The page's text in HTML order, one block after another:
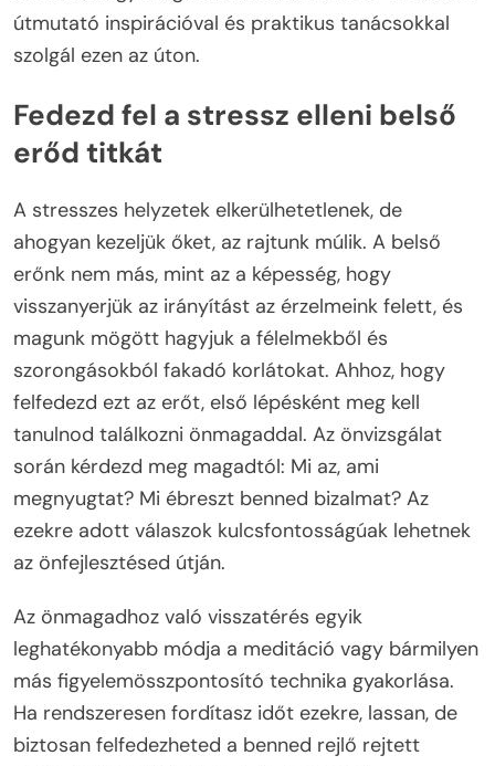
útmutató inspirációval és praktikus tanácsokkal
szolgál ezen az úton.
Fedezd fel a stressz elleni belső
erőd titkát
A stresszes helyzetek elkerülhetetlenek, de
ahogyan kezeljük őket, az rajtunk múlik. A belső
erőnk nem más, mint az a képesség, hogy
visszanyerjük az irányítást az érzelmeink felett, és
magunk mögött hagyjuk a félelmekből és
szorongásokból fakadó korlátokat. Ahhoz, hogy
felfedezd ezt az erőt, első lépésként meg kell
tanulnod találkozni önmagaddal. Az önvizsgálat
során kérdezd meg magadtól: Mi az, ami
megnyugtat? Mi ébreszt benned bizalmat? Az
ezekre adott válaszok kulcsfontosságúak lehetnek
az önfejlesztésed útján.
Az önmagadhoz való visszatérés egyik
leghatékonyabb módja a meditáció vagy bármilyen
más figyelemösszpontosító technika gyakorlása.
Ha rendszeresen fordítasz időt ezekre, lassan, de
biztosan felfedezheted a benned rejlő rejtett